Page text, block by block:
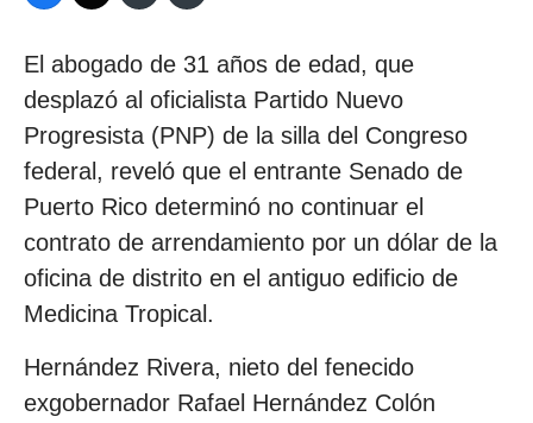
El abogado de 31 años de edad, que
desplazó al oficialista Partido Nuevo
Progresista (PNP) de la silla del Congreso
federal, reveló que el entrante Senado de
Puerto Rico determinó no continuar el
contrato de arrendamiento por un dólar de la
oficina de distrito en el antiguo edificio de
Medicina Tropical.
Hernández Rivera, nieto del fenecido
exgobernador Rafael Hernández Colón